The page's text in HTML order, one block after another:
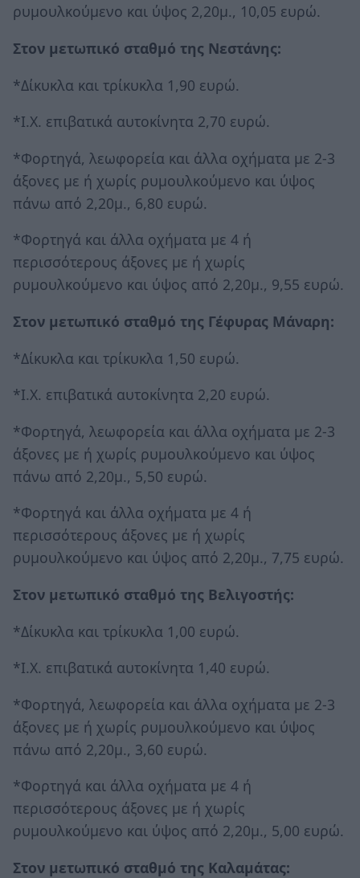
ρυμουλκούμενο και ύψος 2,20μ., 10,05 ευρώ.
Στον μετωπικό σταθμό της Νεστάνης:
*Δίκυκλα και τρίκυκλα 1,90 ευρώ.
*Ι.Χ. επιβατικά αυτοκίνητα 2,70 ευρώ.
*Φορτηγά, λεωφορεία και άλλα οχήματα με 2-3
άξονες με ή χωρίς ρυμουλκούμενο και ύψος
πάνω από 2,20μ., 6,80 ευρώ.
*Φορτηγά και άλλα οχήματα με 4 ή
περισσότερους άξονες με ή χωρίς
ρυμουλκούμενο και ύψος από 2,20μ., 9,55 ευρώ.
Στον μετωπικό σταθμό της Γέφυρας Μάναρη:
*Δίκυκλα και τρίκυκλα 1,50 ευρώ.
*Ι.Χ. επιβατικά αυτοκίνητα 2,20 ευρώ.
*Φορτηγά, λεωφορεία και άλλα οχήματα με 2-3
άξονες με ή χωρίς ρυμουλκούμενο και ύψος
πάνω από 2,20μ., 5,50 ευρώ.
*Φορτηγά και άλλα οχήματα με 4 ή
περισσότερους άξονες με ή χωρίς
ρυμουλκούμενο και ύψος από 2,20μ., 7,75 ευρώ.
Στον μετωπικό σταθμό της Βελιγοστής:
*Δίκυκλα και τρίκυκλα 1,00 ευρώ.
*Ι.Χ. επιβατικά αυτοκίνητα 1,40 ευρώ.
*Φορτηγά, λεωφορεία και άλλα οχήματα με 2-3
άξονες με ή χωρίς ρυμουλκούμενο και ύψος
πάνω από 2,20μ., 3,60 ευρώ.
*Φορτηγά και άλλα οχήματα με 4 ή
περισσότερους άξονες με ή χωρίς
ρυμουλκούμενο και ύψος από 2,20μ., 5,00 ευρώ.
Στον μετωπικό σταθμό της Καλαμάτας: